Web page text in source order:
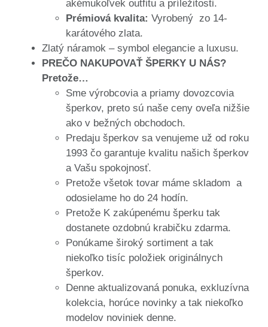
akémukoľvek outfitu a príležitosti.
Prémiová kvalita: Vyrobený zo 14-
karátového zlata.
Zlatý náramok – symbol elegancie a luxusu.
PREČO NAKUPOVAŤ ŠPERKY U NÁS?
Pretože…
Sme výrobcovia a priamy dovozcovia
šperkov, preto sú naše ceny oveľa nižšie
ako v bežných obchodoch.
Predaju šperkov sa venujeme už od roku
1993 čo garantuje kvalitu našich šperkov
a Vašu spokojnosť.
Pretože všetok tovar máme skladom a
odosielame ho do 24 hodín.
Pretože K zakúpenému šperku tak
dostanete ozdobnú krabičku zdarma.
Ponúkame široký sortiment a tak
niekoľko tisíc položiek originálnych
šperkov.
Denne aktualizovaná ponuka, exkluzívna
kolekcia, horúce novinky a tak niekoľko
modelov noviniek denne.